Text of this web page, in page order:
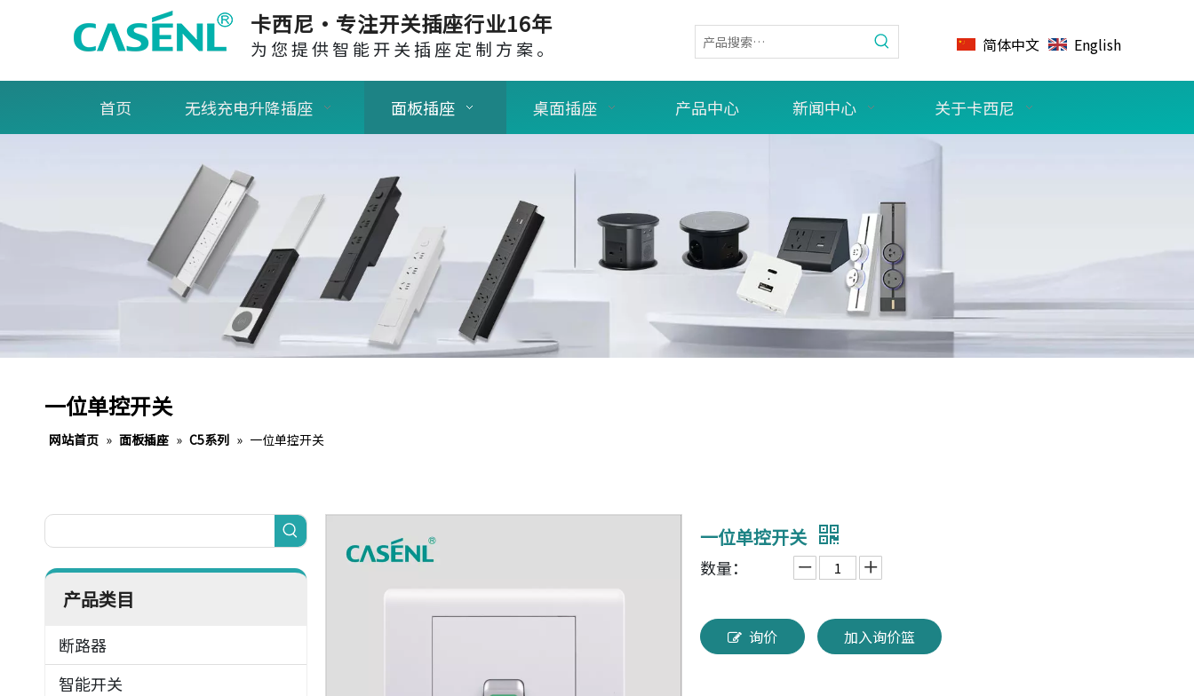
卡西尼·专注开关插座行业16年
为您提供智能开关插座定制方案。 简体中文 English
首页 无线充电升降插座 面板插座 桌面插座 产品中心 新闻中心 关于卡西尼
一位单控开关
网站首页 » 面板插座 » C5系列 » 一位单控开关
产品类目
断路器
智能开关
一位单控开关
数量：
询价 加入询价篮